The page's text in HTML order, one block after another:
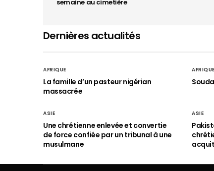
semaine au cimetière
Dernières actualités
AFRIQUE
La famille d’un pasteur nigérian
massacrée
AFRIQUE
ASIE
Une chrétienne enlevée et convertie
de force confiée par un tribunal à une
musulmane
ASIE